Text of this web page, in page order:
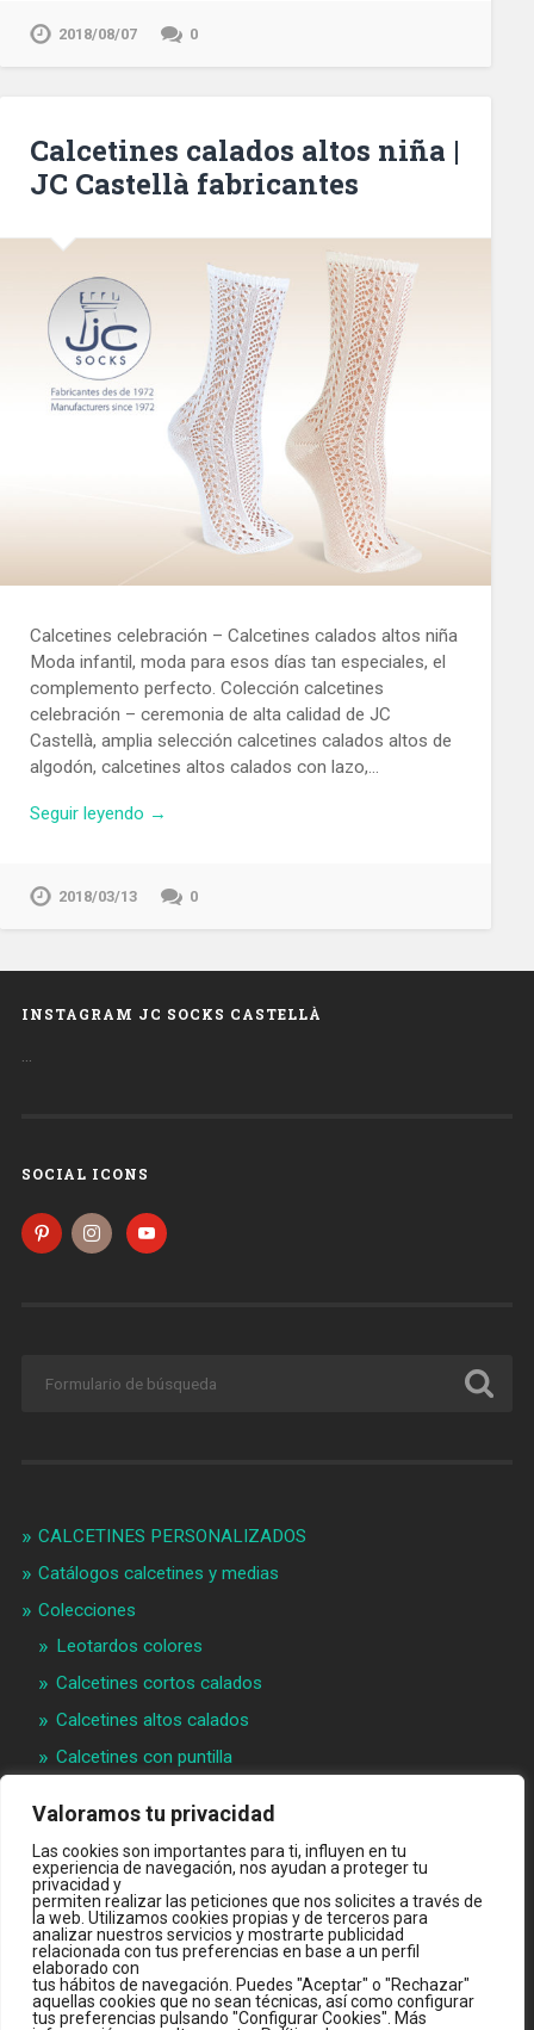
Valoramos tu privacidad
Las cookies son importantes para ti, influyen en tu
experiencia de navegación, nos ayudan a proteger tu
privacidad y
permiten realizar las peticiones que nos solicites a través de
la web. Utilizamos cookies propias y de terceros para
analizar nuestros servicios y mostrarte publicidad
relacionada con tus preferencias en base a un perfil
elaborado con
tus hábitos de navegación. Puedes "Aceptar" o "Rechazar"
aquellas cookies que no sean técnicas, así como configurar
tus preferencias pulsando "Configurar Cookies". Más
2018/08/07 0
Calcetines calados altos niña |
JC Castellà fabricantes
Calcetines celebración – Calcetines calados altos niña
Moda infantil, moda para esos días tan especiales, el
complemento perfecto. Colección calcetines
celebración – ceremonia de alta calidad de JC
Castellà, amplia selección calcetines calados altos de
algodón, calcetines altos calados con lazo,…
Seguir leyendo →
2018/03/13 0
INSTAGRAM JC SOCKS CASTELLÀ
…
SOCIAL ICONS
CALCETINES PERSONALIZADOS
Catálogos calcetines y medias
Colecciones
Leotardos colores
Calcetines cortos calados
Calcetines altos calados
Calcetines con puntilla
Materias primeras
Videos
Quiénes somos
Contacto
INTRANET B2B
TIENDA ONLINE